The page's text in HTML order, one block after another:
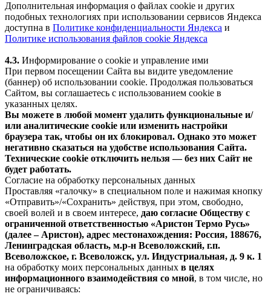
Дополнительная информация о файлах cookie и других
подобных технологиях при использовании сервисов Яндекса
доступна в Политике конфиденциальности Яндекса и
Политике использования файлов cookie Яндекса
4.3. Информирование о cookie и управление ими
При первом посещении Сайта вы видите уведомление
(баннер) об использовании cookie. Продолжая пользоваться
Сайтом, вы соглашаетесь с использованием cookie в
указанных целях.
Вы можете в любой момент удалить функциональные и/
или аналитические cookie или изменить настройки
браузера так, чтобы он их блокировал. Однако это может
негативно сказаться на удобстве использования Сайта.
Технические cookie отключить нельзя — без них Сайт не
будет работать.
Согласие на обработку персональных данных
Проставляя «галочку» в специальном поле и нажимая кнопку
«Отправить»/«Сохранить» действуя, при этом, свободно,
своей волей и в своем интересе, даю согласие Обществу с
ограниченной ответственностью «Аристон Термо Русь»
(далее – Аристон), адрес местонахождения: Россия, 188676,
Ленинградская область, м.р-н Всеволожский, г.п.
Всеволожское, г. Всеволожск, ул. Индустриальная, д. 9 к. 1
на обработку моих персональных данных в целях
информационного взаимодействия со мной, в том числе, но
не ограничиваясь: